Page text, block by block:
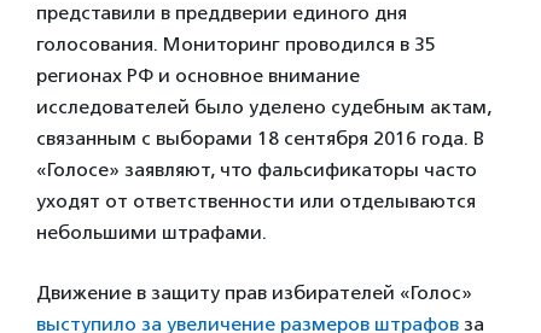
представили в преддверии единого дня
голосования. Мониторинг проводился в 35
регионах РФ и основное внимание
исследователей было уделено судебным актам,
связанным с выборами 18 сентября 2016 года. В
«Голосе» заявляют, что фальсификаторы часто
уходят от ответственности или отделываются
небольшими штрафами.
Движение в защиту прав избирателей «Голос»
выступило за увеличение размеров штрафов за